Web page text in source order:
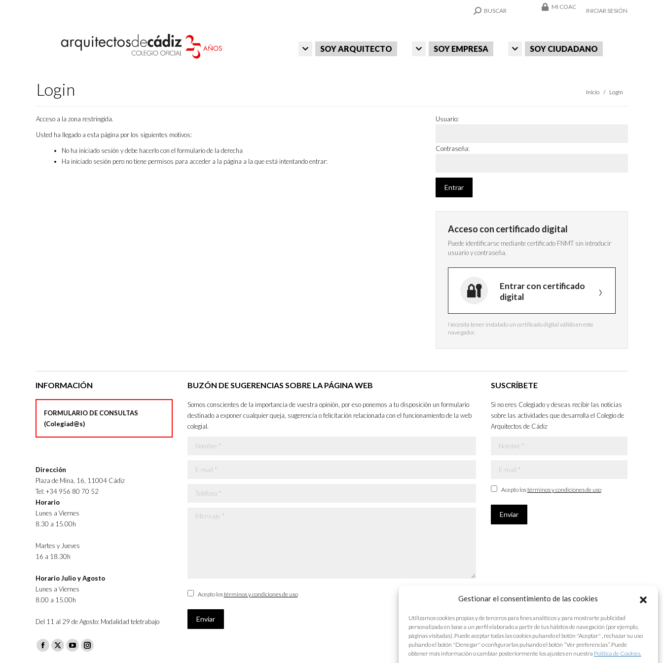
Gestionar el consentimiento de las cookies
Utilizamos cookies propias y de terceros para fines analíticos y para mostrarte publicidad
personalizada en base a un perfil elaborado a partir de tus hábitos de navegación (por ejemplo,
páginas visitadas). Puede aceptar todas las cookies pulsando el botón "Aceptar" , rechazar su uso
pulsando el botón "Denegar" o configurarlas pulsando el botón “Ver preferencias”. Puede
obtener más información o cambiar posteriormente los ajustes en nuestra Política de Cookies.
SEARCH:
BUSCAR
MI COAC
INICIAR SESIÓN
SOY ARQUITECTO SOY EMPRESA SOY CIUDADANO
Login Estás aquí:
Inicio Login
Acceso a la zona restringida.
Usted ha llegado a esta página por los siguientes motivos:
No ha iniciado sesión y debe hacerlo con el formulario de la derecha
Ha iniciado sesión pero no tiene permisos para acceder a la página a la que está intentando entrar:
Usuario:
Contraseña:
Acceso con certificado digital
Puede identificarse mediante certificado FNMT sin introducir
usuario y contraseña.
Entrar con certificado
digital
Necesita tener instalado un certificado digital válido en este
navegador.
INFORMACIÓN
FORMULARIO DE CONSULTAS
(Colegiad@s)
Dirección
Plaza de Mina, 16, 11004 Cádiz
Tel: +34 956 80 70 52
Horario
Lunes a Viernes
8.30 a 15.00h
Martes y Jueves
16 a 18.30h
Horario Julio y Agosto
Lunes a Viernes
8.00 a 15.00h
Del 11 al 29 de Agosto: Modalidad teletrabajo
Facebook
X
YouTubeInstagram
BUZÓN DE SUGERENCIAS SOBRE LA PÁGINA WEB
Somos conscientes de la importancia de vuestra opinión, por eso ponemos a tu disposición un formulario
destinado a exponer cualquier queja, sugerencia o felicitación relacionada con el funcionamiento de la web
colegial.
Nombre *
E-mail *
Teléfono *
Mensaje *
Acepto lostérminos y condiciones de uso
Enviar
SUSCRÍBETE
Si no eres Colegiado y deseas recibir las noticias
sobre las actividades que desarrolla el Colegio de
Arquitectos de Cádiz
Nombre *
E-mail *
Acepto lostérminos y condiciones de uso
Enviar